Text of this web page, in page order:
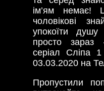
ім’ям немає!
чоловікові
упокоїти душу
просто зараз
серіал Сліпа
03.03.2020 на
Пропустили